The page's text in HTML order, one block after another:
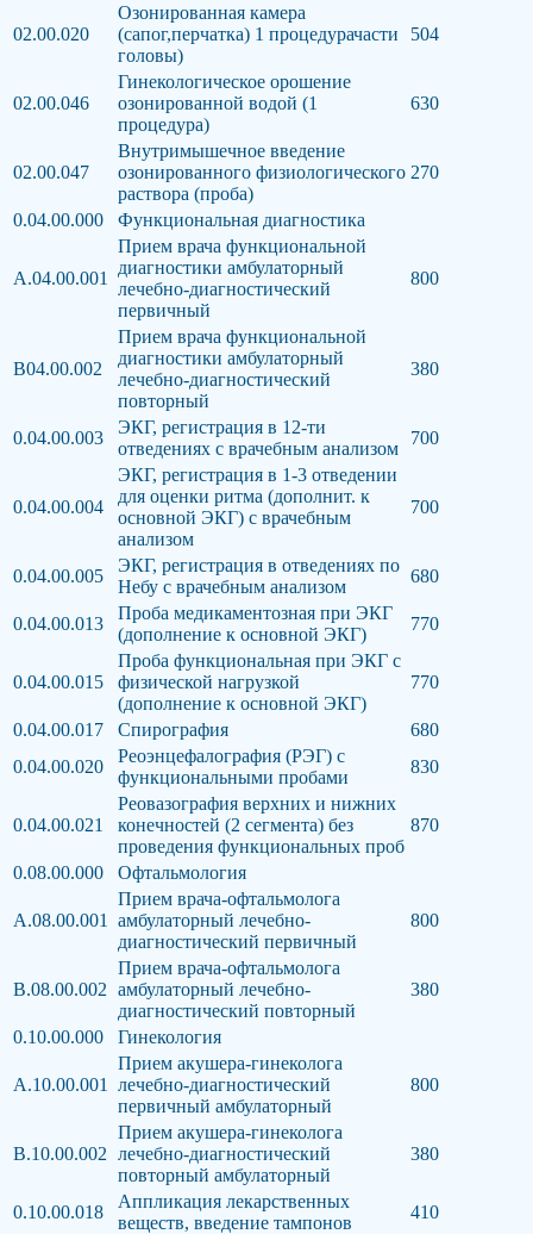
02.00.020
Озонированная камера
(сапог,перчатка) 1 процедурачасти
головы)
504
02.00.046
Гинекологическое орошение
озонированной водой (1
процедура)
630
02.00.047
Внутримышечное введение
озонированного физиологического
раствора (проба)
270
0.04.00.000 Функциональная диагностика
А.04.00.001
Прием врача функциональной
диагностики амбулаторный
лечебно-диагностический
первичный
800
В04.00.002
Прием врача функциональной
диагностики амбулаторный
лечебно-диагностический
повторный
380
0.04.00.003
ЭКГ, регистрация в 12-ти
отведениях с врачебным анализом
700
0.04.00.004
ЭКГ, регистрация в 1-3 отведении
для оценки ритма (дополнит. к
основной ЭКГ) с врачебным
анализом
700
0.04.00.005
ЭКГ, регистрация в отведениях по
Небу с врачебным анализом
680
0.04.00.013
Проба медикаментозная при ЭКГ
(дополнение к основной ЭКГ)
770
0.04.00.015
Проба функциональная при ЭКГ с
физической нагрузкой
(дополнение к основной ЭКГ)
770
0.04.00.017 Спирография
680
0.04.00.020
Реоэнцефалография (РЭГ) с
функциональными пробами
830
0.04.00.021
Реовазография верхних и нижних
конечностей (2 сегмента) без
проведения функциональных проб
870
0.08.00.000 Офтальмология
А.08.00.001
Прием врача-офтальмолога
амбулаторный лечебно-
диагностический первичный
800
В.08.00.002
Прием врача-офтальмолога
амбулаторный лечебно-
диагностический повторный
380
0.10.00.000 Гинекология
А.10.00.001
Прием акушера-гинеколога
лечебно-диагностический
первичный амбулаторный
800
В.10.00.002
Прием акушера-гинеколога
лечебно-диагностический
повторный амбулаторный
380
0.10.00.018
Аппликация лекарственных
веществ, введение тампонов
410